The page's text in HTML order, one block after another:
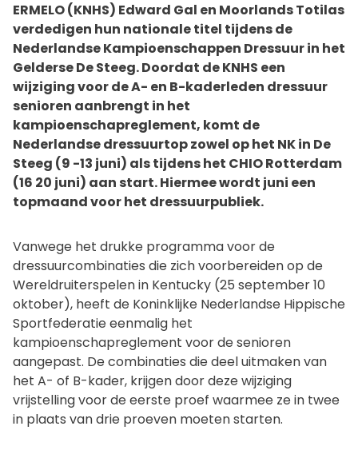
ERMELO (KNHS) Edward Gal en Moorlands Totilas
verdedigen hun nationale titel tijdens de
Nederlandse Kampioenschappen Dressuur in het
Gelderse De Steeg. Doordat de KNHS een
wijziging voor de A- en B-kaderleden dressuur
senioren aanbrengt in het
kampioenschapreglement, komt de
Nederlandse dressuurtop zowel op het NK in De
Steeg (9 -13 juni) als tijdens het CHIO Rotterdam
(16 20 juni) aan start. Hiermee wordt juni een
topmaand voor het dressuurpubliek.
Vanwege het drukke programma voor de
dressuurcombinaties die zich voorbereiden op de
Wereldruiterspelen in Kentucky (25 september 10
oktober), heeft de Koninklijke Nederlandse Hippische
Sportfederatie eenmalig het
kampioenschapreglement voor de senioren
aangepast. De combinaties die deel uitmaken van
het A- of B-kader, krijgen door deze wijziging
vrijstelling voor de eerste proef waarmee ze in twee
in plaats van drie proeven moeten starten.